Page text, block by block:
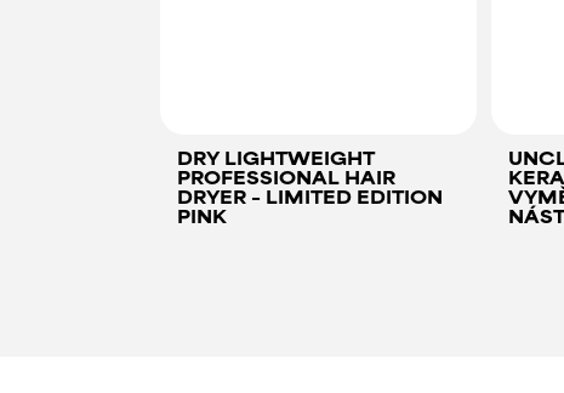
DRY LIGHTWEIGHT
PROFESSIONAL HAIR
DRYER – LIMITED EDITION
PINK